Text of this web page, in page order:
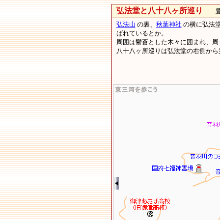
弘法堂と八十八ヶ所巡り
豊
弘法山 の裏、 秋葉神社 の横に弘法
ばれているとか。
周囲は鬱蒼とした木々に囲まれ、
八十八ヶ所巡りは弘法堂の右側か